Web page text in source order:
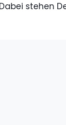
stehen